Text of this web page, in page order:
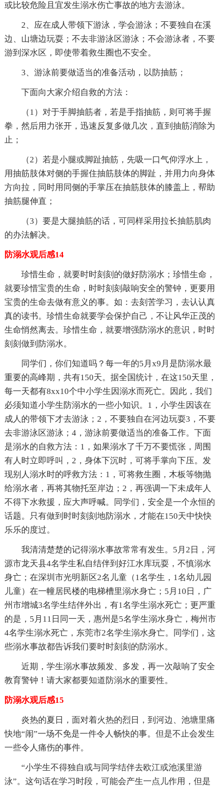
或比较危险且宜发生溺水伤亡事故的地方去游泳。
2、应在成人带领下游泳，学会游泳；不要独自在溪
边、山塘边玩耍；不去非游泳区游泳；不会游泳者，不要
游到深水区，即使带着救生圈也不安全。
3、游泳前要做适当的准备活动，以防抽筋；
下面向大家介绍自救的方法：
（1）对于手脚抽筋者，若是手指抽筋，则可将手握
拳，然后用力张开，迅速反复多做几次，直到抽筋消除为
止；
（2）若是小腿或脚趾抽筋，先吸一口气仰浮水上，
用抽筋肢体对侧的手握住抽筋肢体的脚趾，并用力向身体
方向拉，同时用同侧的手掌压在抽筋肢体的膝盖上，帮助
抽筋腿伸直；
（3）要是大腿抽筋的话，可同样采用拉长抽筋肌肉
的办法解决。
防溺水观后感14
珍惜生命，就要时时刻刻的做好防溺水；珍惜生命，
就要珍惜宝贵的生命，时时刻刻敲响安全的警钟，更要用
宝贵的生命去做有意义的事。如：去刻苦学习，去认认真
真的读书。珍惜生命就要学会保护自己，不让风华正茂的
生命悄然离去。珍惜生命，就要增强防溺水的意识，时时
刻刻做到防溺水。
同学们，你们知道吗？每一年的5月x9月是防溺水最
重要的高峰期，共有150天。据全国统计，在这150天里，
每一天都有8xx10个中小学生因溺水而死亡。因此，我们
必须知道小学生防溺水的一些小知识。1，小学生因该在
成人的带领下才去游泳；2，不要独自在河边玩耍3，不要
去非游泳区游泳；4，游泳前要做适当的准备工作。下面
是溺水的自救方法：1，如果溺水了千万不要慌张，周围
有人时立即呼叫，2，身体下沉时，可将手掌向下压。发
现别人溺水时的呼救方法：1，可将救生圈，木板等物抛
给溺水者，再将其物托至岸边；2，再强调一下未成年人
不得下水救援，应大声呼喊。同学们，安全是一个永恒的
话题。只有做到时时刻刻地防溺水，才能在150天中快快
乐乐的度过。
我清清楚楚的记得溺水事故常常有发生。5月2日，河
源市龙天县4名学生私自结伴到好江水库玩耍，不慎溺水
身亡；在深圳市光明新区2名儿童（1名学生，1名幼儿园
儿童）在一幢居民楼的电梯槽里溺水身亡；5月10日，广
州市增城3名学生结伴外出，有1名学生溺水死亡；更严重
的是，5月11日同一天，惠州是5名学生溺水身亡，梅州市
4名学生溺水死亡，东莞市2名学生溺水身亡。同学们，这
些溺水事故都告诉我们要时时刻刻的防溺水。
近期，学生溺水事故频发、多发，再一次敲响了安全
教育警钟！请大家都要知道防溺水的重要性。
防溺水观后感15
炎热的夏日，面对着火热的烈日，到河边、池塘里痛
快地“闹”一场不免是一件令人畅快的事。但是不止会发生
一些令人痛伤的事件。
“小学生不得独自或与同学结伴去欧江或池溪里游
泳”。这句话在学习时段，可能会产生一点儿作用，但是